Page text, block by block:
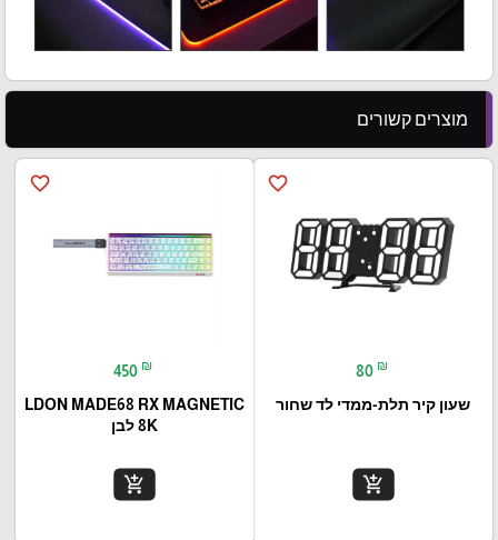
מוצרים קשורים
favorite_border
80 ₪
שעון קיר תלת-ממדי לד שחור
add_shopping_cart
favorite_border
450 ₪
LDON MADE68 RX MAGNETIC
8K לבן
add_shopping_cart